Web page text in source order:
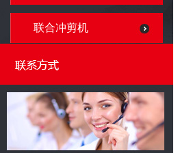
联合冲剪机